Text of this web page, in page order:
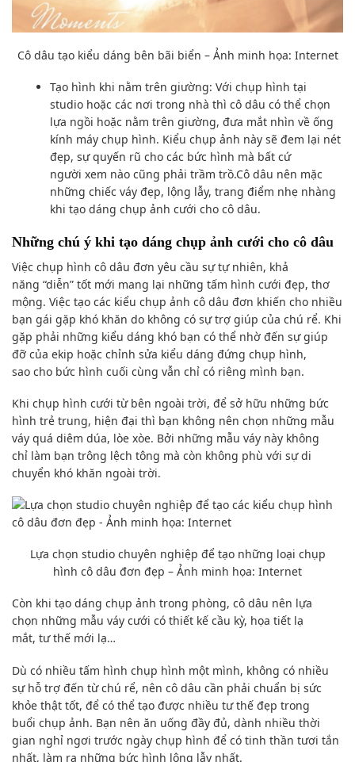
Cô dâu tạo kiểu dáng bên bãi biển – Ảnh minh họa: Internet
Tạo hình khi nằm trên giường: Vớichụp hình tại
studio hoặc các nơi trong nhà thì cô dâucó thể chọn
lựa ngồi hoặc nằm trên giường, đưa mắt nhìn về ống
kính máychụp hình. Kiểuchụp ảnh này sẽ đem lại nét
đẹp, sự quyến rũ cho các bức hình mà bất cứ
ngườixem nào cũng phải trầm trồ.Cô dâu nên mặc
những chiếc váy đẹp, lộng lẫy, trang điểm nhẹ nhàng
khitạo dáng chụp ảnh cưới cho cô dâu.
Những chú ý khi tạo dáng chụp ảnh cưới cho cô dâu
Việc chụp hình cô dâu đơn yêu cầu sự tự nhiên, khả
năng “diễn” tốt mới mang lại những tấm hình cưới đẹp, thơ
mộng. Việc tạo các kiểu chụp ảnh cô dâu đơn khiến cho nhiều
bạn gái gặp khó khăn do không có sựtrợ giúp của chú rể. Khi
gặp phải những kiểu dáng khó bạn có thể nhờ đến sựgiúp
đỡ của ekip hoặc chỉnh sửa kiểu dáng đứng chụp hình,
sao cho bức hình cuối cùng vẫn chỉ có riêng mình bạn.
Khi chụp hình cưới từ bên ngoài trời, để sở hữu những bức
hình trẻ trung, hiện đại thì bạn không nên chọn những mẫu
váy quá diêm dúa, lòe xòe. Bởi những mẫu váy này không
chỉ làm bạn trông lệch tông mà còn không phù với sự di
chuyển khó khăn ngoài trời.
Lựa chọn studio chuyên nghiệp để tạo những loại chụp
hình cô dâu đơn đẹp – Ảnh minh họa: Internet
Còn khi tạo dáng chụp ảnh trong phòng, cô dâu nên lựa
chọn những mẫu váy cưới có thiết kế cầu kỳ, họa tiết lạ
mắt, tư thế mới lạ…
Dù có nhiều tấm hình chụp hình một mình, không có nhiều
sự hỗ trợ đến từ chú rể, nên cô dâu cần phải chuẩn bị sức
khỏe thật tốt, để có thể tạo được nhiều tư thế đẹp trong
buổi chụp ảnh. Bạn nên ăn uống đầy đủ, dành nhiều thời
gian nghỉ ngơi trước ngày chụp hình để có tinh thần tươi tắn
nhất, làm ra những bức hình lộng lẫy nhất.